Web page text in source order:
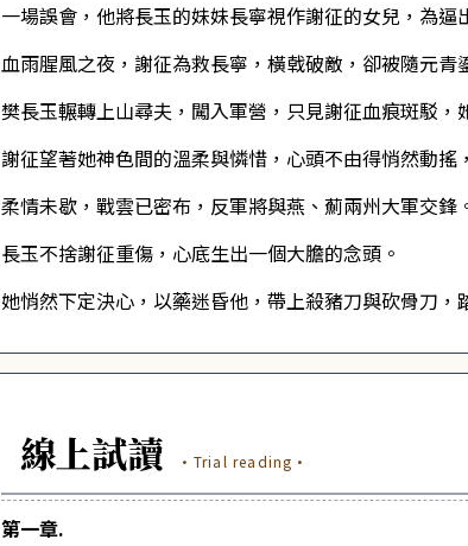
一場誤會，他將長玉的妹妹長寧視作謝征的女兒，為逼
血雨腥風之夜，謝征為救長寧，橫戟破敵，卻被隨元青
樊長玉輾轉上山尋夫，闖入軍營，只見謝征血痕斑駁，
謝征望著她神色間的溫柔與憐惜，心頭不由得悄然動搖
柔情未歇，戰雲已密布，反軍將與燕、薊兩州大軍交鋒
長玉不捨謝征重傷，心底生出一個大膽的念頭。
她悄然下定決心，以藥迷昏他，帶上殺豬刀與砍骨刀
線上試讀 ·Trial reading·
第一章.